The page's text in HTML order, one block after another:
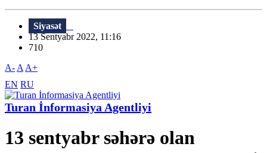
Siyasət
13 Sentyabr 2022, 11:16
710
A- A A+
EN RU
Turan İnformasiya Agentliyi
13 sentyabr səhərə olan